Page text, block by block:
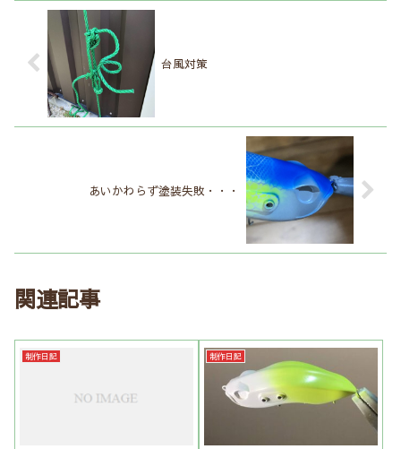
台風対策
あいかわらず塗装失敗・・・
関連記事
制作日記 制作日記